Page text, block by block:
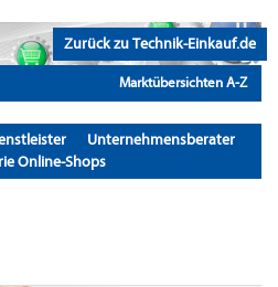
Zurück zu Technik-Einkauf.de
Marktübersichten A-Z
Unternehmensberater
Online-Shops